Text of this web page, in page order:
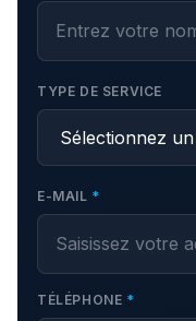
TYPE DE SERVICE
E-MAIL *
TÉLÉPHONE *